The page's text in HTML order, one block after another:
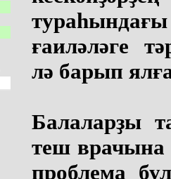
ғаиләләге
лә барып
Балаларҙы
теш врачына
проблема